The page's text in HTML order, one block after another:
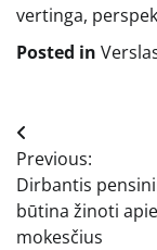
vertinga,
Posted in
Navigacija
tarp
įrašų
Previous:
Dirbantis
būtina žinoti apie
mokesčius